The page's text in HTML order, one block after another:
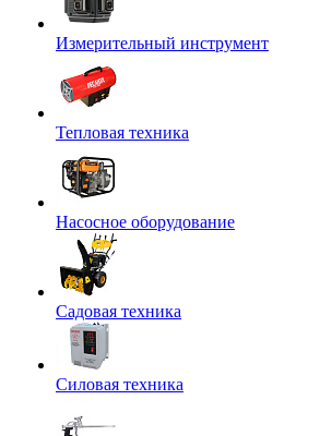
Измерительный инструмент
Тепловая техника
Насосное оборудование
Садовая техника
Силовая техника